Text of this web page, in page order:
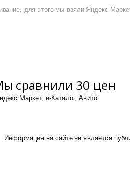
для этого мы взяли Яндекс
сравнили 30 цен
Маркет, е-Каталог, Авито.
Информация на сайте не является